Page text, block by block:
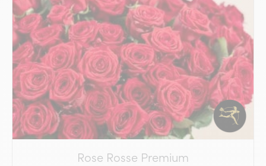
Rose Rosse Premium